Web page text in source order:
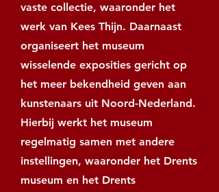
vaste collectie, waaronder het
werk van Kees Thijn. Daarnaast
organiseert het museum
wisselende exposities gericht op
het meer bekendheid geven aan
kunstenaars uit Noord-Nederland.
Hierbij werkt het museum
regelmatig samen met andere
instellingen, waaronder het Drents
museum en het Drents